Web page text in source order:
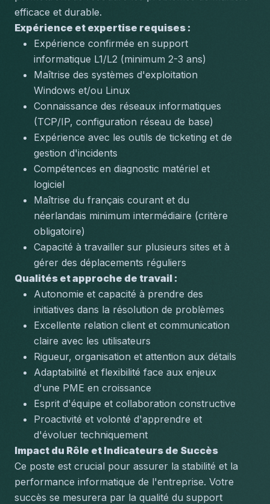
efficace et durable.
Expérience et expertise requises :
Expérience confirmée en support
informatique L1/L2 (minimum 2-3 ans)
Maîtrise des systèmes d'exploitation
Windows et/ou Linux
Connaissance des réseaux informatiques
(TCP/IP, configuration réseau de base)
Expérience avec les outils de ticketing et de
gestion d'incidents
Compétences en diagnostic matériel et
logiciel
Maîtrise du français courant et du
néerlandais minimum intermédiaire (critère
obligatoire)
Capacité à travailler sur plusieurs sites et à
gérer des déplacements réguliers
Qualités et approche de travail :
Autonomie et capacité à prendre des
initiatives dans la résolution de problèmes
Excellente relation client et communication
claire avec les utilisateurs
Rigueur, organisation et attention aux détails
Adaptabilité et flexibilité face aux enjeux
d'une PME en croissance
Esprit d'équipe et collaboration constructive
Proactivité et volonté d'apprendre et
d'évoluer techniquement
Impact du Rôle et Indicateurs de Succès
Ce poste est crucial pour assurer la stabilité et la
performance informatique de l'entreprise. Votre
succès se mesurera par la qualité du support